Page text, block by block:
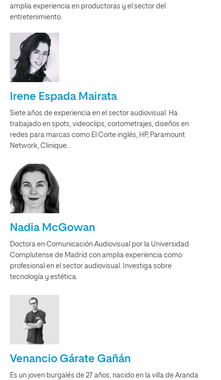
amplia experiencia en productoras y el sector del
entretenimiento.
Irene Espada Mairata
Siete años de experiencia en el sector audiovisual. Ha
trabajado en spots, videoclips, cortometrajes, diseños en
redes para marcas como El Corte inglés, HP, Paramount
Network, Clinique...
Nadia McGowan
Doctora en Comunicación Audiovisual por la Universidad
Complutense de Madrid con amplia experiencia como
profesional en el sector audiovisual. Investiga sobre
tecnología y estética.
Venancio Gárate Gañán
Es un joven burgalés de 27 años, nacido en la villa de Aranda